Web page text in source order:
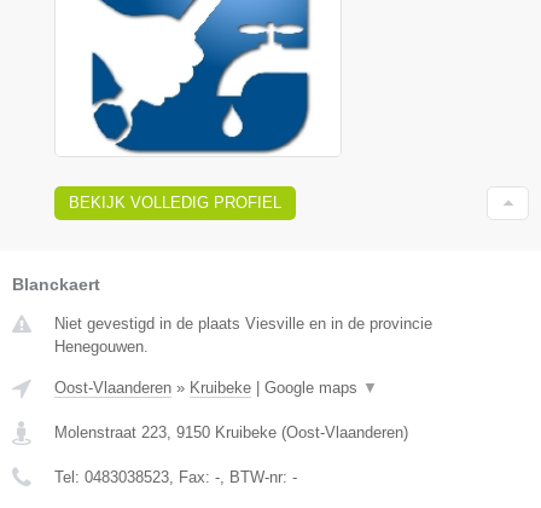
BEKIJK VOLLEDIG PROFIEL
Blanckaert
Niet gevestigd in de plaats Viesville en in de provincie
Henegouwen.
Oost-Vlaanderen » Kruibeke Google maps ▼
Molenstraat 223 9150 Kruibeke (Oost-Vlaanderen)
Tel: 0483038523 , Fax: - , BTW-nr: -